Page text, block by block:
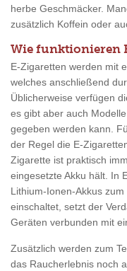
herbe Geschmäcker.
zusätzlich Koffein oder
Wie funktionieren
E-Zigaretten werden mit
welches anschließend
Üblicherweise verfügen
es gibt aber auch
gegeben werden kann.
der Regel die E-
Zigarette ist praktisch
eingesetzte Akku hält. In
Lithium-Ionen-Akkus
einschaltet, setzt der
Geräten verbunden mit
Zusätzlich werden zum
das Raucherlebnis noch